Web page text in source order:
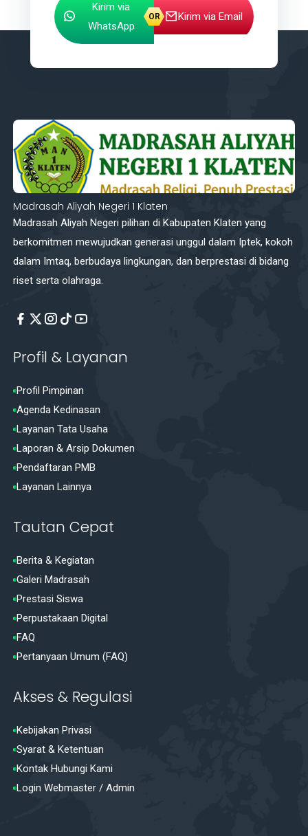
Kirim via
WhatsApp
Kirim via Email
Madrasah Aliyah Negeri 1 Klaten
Madrasah Aliyah Negeri pilihan di Kabupaten Klaten yang
berkomitmen mewujudkan generasi unggul dalam Iptek, kokoh
dalam Imtaq, berbudaya lingkungan, dan berprestasi di bidang
riset serta olahraga.
Profil & Layanan
Profil Pimpinan
Agenda Kedinasan
Layanan Tata Usaha
Laporan & Arsip Dokumen
Pendaftaran PMB
Layanan Lainnya
Tautan Cepat
Berita & Kegiatan
Galeri Madrasah
Prestasi Siswa
Perpustakaan Digital
FAQ
Pertanyaan Umum (FAQ)
Akses & Regulasi
Kebijakan Privasi
Syarat & Ketentuan
Kontak Hubungi Kami
Login Webmaster / Admin